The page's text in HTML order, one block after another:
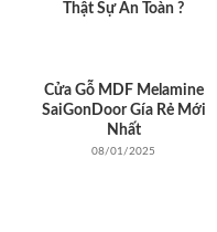
Thật Sự An Toàn ?
Cửa Gỗ MDF Melamine
SaiGonDoor Gía Rẻ Mới
Nhất
08/01/2025